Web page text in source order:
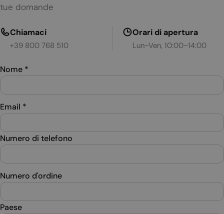
tue domande
Chiamaci
+39 800 768 510
Orari di apertura
Lun–Ven, 10:00–14:00
Nome *
Email *
Numero di telefono
Numero d'ordine
Paese